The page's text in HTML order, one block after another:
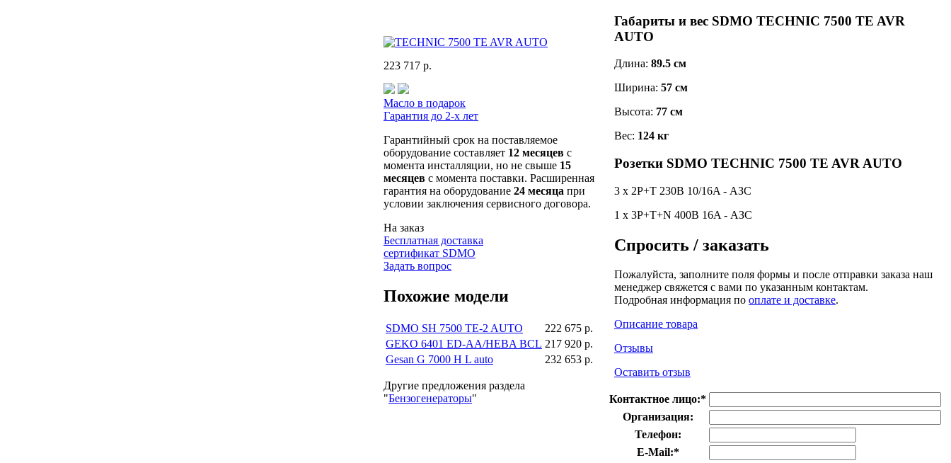
223 717 р.
Масло в подарок
Гарантия до 2-х лет
Гарантийный срок на поставляемое
оборудование составляет 12 месяцев с
момента инсталляции, но не свыше 15
месяцев с момента поставки. Расширенная
гарантия на оборудование 24 месяца при
условии заключения сервисного договора.
На заказ
Бесплатная доставка
сертификат SDMO
Задать вопрос
Похожие модели
SDMO SH 7500 TE-2 AUTO
222 675 р.
GEKO 6401 ED-AA/HEBA BCL 217 920 р.
Gesan G 7000 H L auto
232 653 р.
Другие предложения раздела
"Бензогенераторы"
Габариты и вес SDMO TECHNIC 7500 TE AVR
AUTO
Длина: 89.5 см
Ширина: 57 см
Высота: 77 см
Вес: 124 кг
Розетки SDMO TECHNIC 7500 TE AVR AUTO
3 x 2P+T 230В 10/16A - АЗС
1 x 3P+T+N 400В 16A - АЗС
Спросить / заказать
Пожалуйста, заполните поля формы и после отправки заказа наш
менеджер свяжется с вами по указанным контактам.
Подробная информация по оплате и доставке.
Описание товара
Отзывы
Оставить отзыв
Контактное лицо:*
Организация:
Телефон:
E-Mail:*